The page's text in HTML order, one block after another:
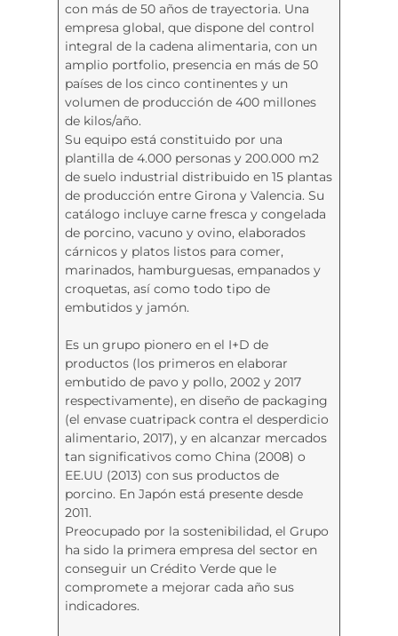
con más de 50 años de trayectoria. Una
empresa global, que dispone del control
integral de la cadena alimentaria, con un
amplio portfolio, presencia en más de 50
países de los cinco continentes y un
volumen de producción de 400 millones
de kilos/año.
Su equipo está constituido por una
plantilla de 4.000 personas y 200.000 m2
de suelo industrial distribuido en 15 plantas
de producción entre Girona y Valencia. Su
catálogo incluye carne fresca y congelada
de porcino, vacuno y ovino, elaborados
cárnicos y platos listos para comer,
marinados, hamburguesas, empanados y
croquetas, así como todo tipo de
embutidos y jamón.
Es un grupo pionero en el I+D de
productos (los primeros en elaborar
embutido de pavo y pollo, 2002 y 2017
respectivamente), en diseño de packaging
(el envase cuatripack contra el desperdicio
alimentario, 2017), y en alcanzar mercados
tan significativos como China (2008) o
EE.UU (2013) con sus productos de
porcino. En Japón está presente desde
2011.
Preocupado por la sostenibilidad, el Grupo
ha sido la primera empresa del sector en
conseguir un Crédito Verde que le
compromete a mejorar cada año sus
indicadores.